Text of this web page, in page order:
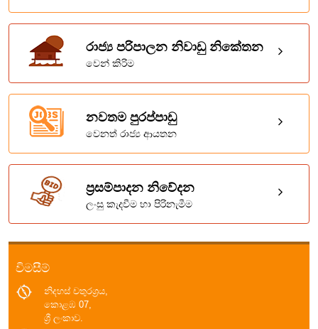
රාජ්‍ය පරිපාලන නිවාඩු නිකේතන
වෙන් කිරිම
නවතම පුරප්පාඩු
වෙනත් රාජ්‍ය ආයතන
ප්‍රසම්පාදන නිවේදන
ලංසු කැදවීම හා පිරිනැමීම
විමසීම්
නිදහස් චතුරශ්‍රය,
කොළඹ 07,
ශ්‍රී ලංකාව.